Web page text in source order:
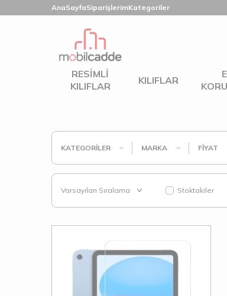
AnaSayfaSiparişlerimKategoriler
RESIMLI
KILIFLAR
KILIFLAR
KATEGORILER MARKA FIYAT
Stoktakiler